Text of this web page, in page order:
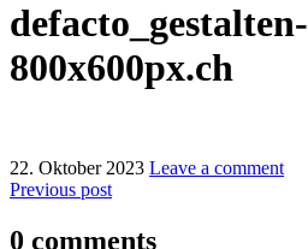
defacto_gestalten-
800x600px.ch
22. Oktober 2023 Leave a comment
Previous post
0 comments